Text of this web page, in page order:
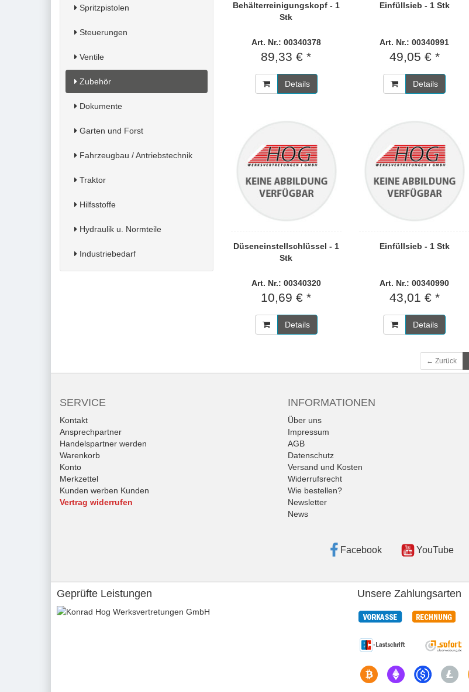
Spritzpistolen
Steuerungen
Ventile
Zubehör
Dokumente
Garten und Forst
Fahrzeugbau / Antriebstechnik
Traktor
Hilfsstoffe
Hydraulik u. Normteile
Industriebedarf
Behälterreinigungskopf - 1
Stk
Art. Nr.: 00340378
89,33 € *
Details
Einfüllsieb - 1 Stk
Art. Nr.: 00340991
49,05 € *
Details
Düseneinstellschlüssel - 1
Stk
Art. Nr.: 00340320
10,69 € *
Details
Einfüllsieb - 1 Stk
Art. Nr.: 00340990
43,01 € *
Details
← Zurück
SERVICE
Kontakt
Ansprechpartner
Handelspartner werden
Warenkorb
Konto
Merkzettel
Kunden werben Kunden
Vertrag widerrufen
INFORMATIONEN
Über uns
Impressum
AGB
Datenschutz
Versand und Kosten
Widerrufsrecht
Wie bestellen?
Newsletter
News
Facebook YouTube
Geprüfte Leistungen Unsere Zahlungsarten